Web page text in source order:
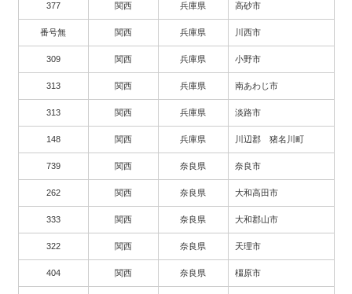
377 関西 兵庫県 高砂市
番号無 関西 兵庫県 川西市
309 関西 兵庫県 小野市
313 関西 兵庫県 南あわじ市
313 関西 兵庫県 淡路市
148 関西 兵庫県 川辺郡 猪名川町
739 関西 奈良県 奈良市
262 関西 奈良県 大和高田市
333 関西 奈良県 大和郡山市
322 関西 奈良県 天理市
404 関西 奈良県 橿原市